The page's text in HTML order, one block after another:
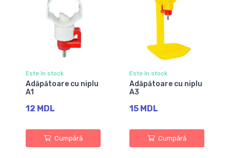
Este în stock
Adăpătoare cu niplu
A1
12 MDL
Cumpără
Este în stock
Adăpătoare cu niplu
A3
15 MDL
Cumpără